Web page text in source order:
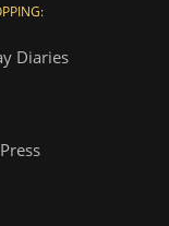
Diaries